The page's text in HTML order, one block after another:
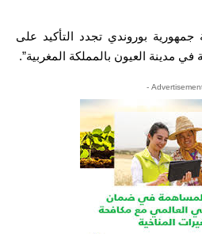
بوروندي تجدد التأكيد على
في مدينة العيون بالمملكة المغربية”.